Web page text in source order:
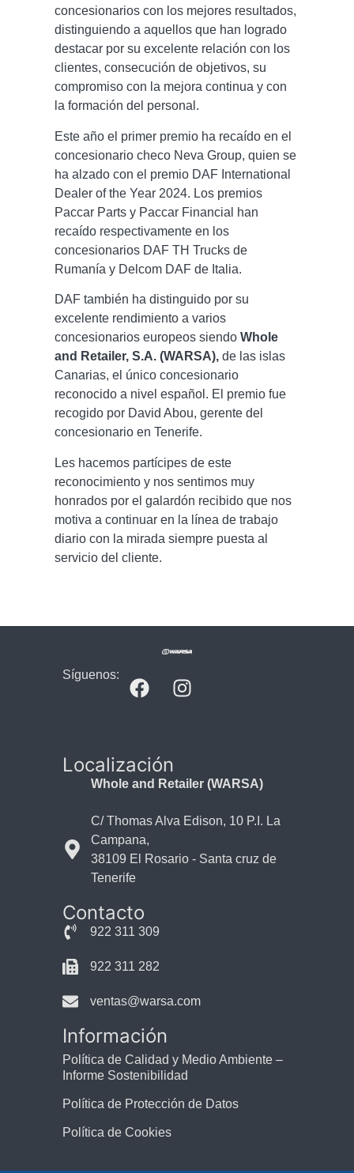
concesionarios con los mejores resultados,
distinguiendo a aquellos que han logrado
destacar por su excelente relación con los
clientes, consecución de objetivos, su
compromiso con la mejora continua y con
la formación del personal.
Este año el primer premio ha recaído en el
concesionario checo Neva Group, quien se
ha alzado con el premio DAF International
Dealer of the Year 2024. Los premios
Paccar Parts y Paccar Financial han
recaído respectivamente en los
concesionarios DAF TH Trucks de
Rumanía y Delcom DAF de Italia.
DAF también ha distinguido por su
excelente rendimiento a varios
concesionarios europeos siendo Whole
and Retailer, S.A. (WARSA), de las islas
Canarias, el único concesionario
reconocido a nivel español. El premio fue
recogido por David Abou, gerente del
concesionario en Tenerife.
Les hacemos partícipes de este
reconocimiento y nos sentimos muy
honrados por el galardón recibido que nos
motiva a continuar en la línea de trabajo
diario con la mirada siempre puesta al
servicio del cliente.
Síguenos:
Localización
Whole and Retailer (WARSA)
C/ Thomas Alva Edison, 10 P.I. La
Campana,
38109 El Rosario - Santa cruz de
Tenerife
Contacto
922 311 309
922 311 282
ventas@warsa.com
Información
Política de Calidad y Medio Ambiente –
Informe Sostenibilidad
Política de Protección de Datos
Política de Cookies